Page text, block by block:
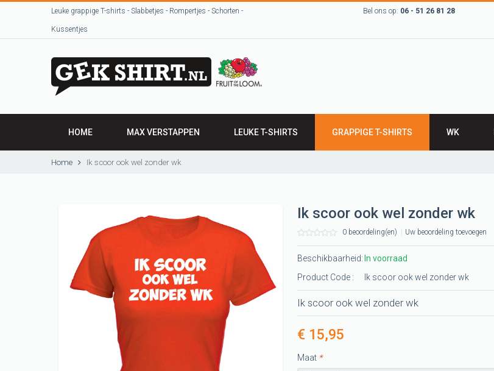
Leuke grappige T-shirts - Slabbetjes - Rompertjes - Schorten -
Kussentjes
Bel ons op: 06 - 51 26 81 28
HOME MAX VERSTAPPEN LEUKE T-SHIRTS
T-shirts uit Groningen,
sjeurts uut grunn
CARNAVAL T-shirts
KERST shirt
GRAPPIGE T-SHIRTS WK
Home Ik scoor ook wel zonder wk
Ik scoor ook wel zonder wk
0 beoordeling(en) Uw beoordeling toevoegen
Beschikbaarheid: In voorraad
Product Code :
Ik scoor ook wel zonder wk
Ik scoor ook wel zonder wk
€ 15,95
*
Maat